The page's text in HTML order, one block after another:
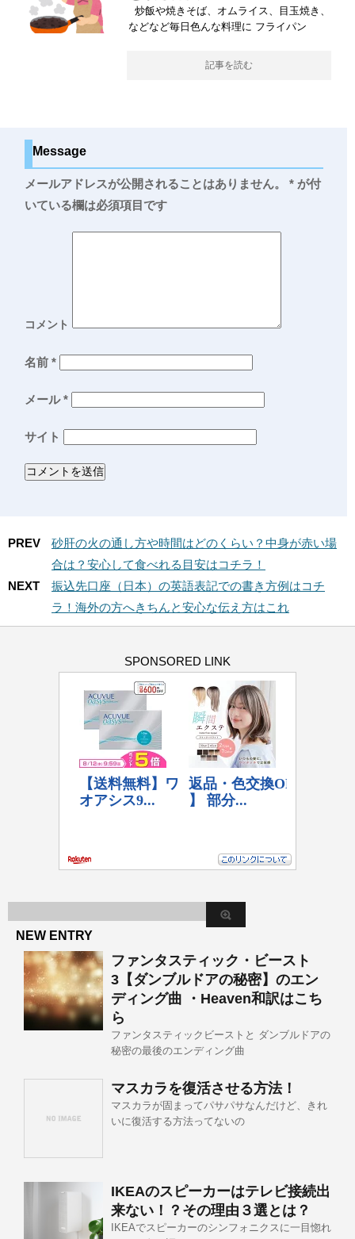
炒飯や焼きそば、オムライス、目玉焼き、
などなど毎日色んな料理に フライパン
記事を読む
Message
メールアドレスが公開されることはありません。 * が付
いている欄は必須項目です
コメント
名前 *
メール*
サイト
PREV
砂肝の火の通し方や時間はどのくらい？中身が赤い場
合は？安心して食べれる目安はコチラ！
NEXT
振込先口座（日本）の英語表記での書き方例はコチ
ラ！海外の方へきちんと安心な伝え方はこれ
SPONSORED LINK
NEW ENTRY
ファンタスティック・ビースト
3【ダンブルドアの秘密】のエン
ディング曲 ・Heaven和訳はこち
ら
ファンタスティックビーストと ダンブルドアの
秘密の最後のエンディング曲
マスカラを復活させる方法！
マスカラが固まってパサパサなんだけど、きれ
いに復活する方法ってないの
IKEAのスピーカーはテレビ接続出
来ない！？その理由３選とは？
IKEAでスピーカーのシンフォニクスに一目惚れ